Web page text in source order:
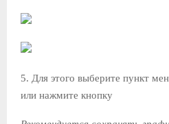
5. Для этого выберите пункт
или нажмите кнопку